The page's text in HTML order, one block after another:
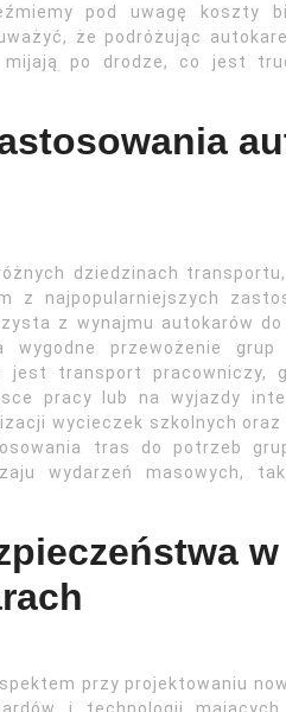
pod uwagę koszty
że podróżując
po drodze, co jest
dziedzinach
z najpopularniejszych
z wynajmu autokarów
wygodne przewożenie
jest transport pracowniczy,
pracy lub na wyjazdy
wycieczek szkolnych oraz
tras do potrzeb
wydarzeń masowych,
w
przy projektowaniu